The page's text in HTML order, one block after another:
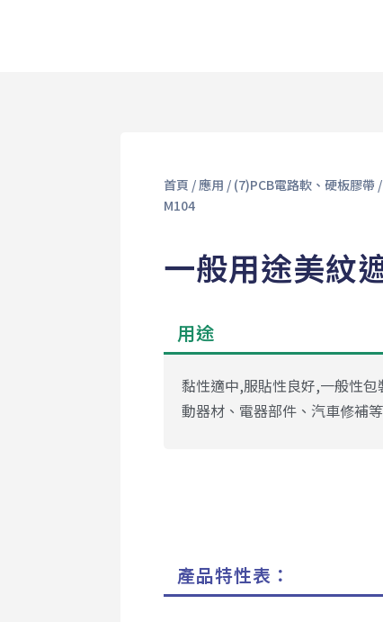
首頁 /應用 / (7)PCB電路軟、硬板膠帶/
M104
一般用途美紋
用途
黏性適中,服貼性良好,一般性
動器材、電器部件、汽車修補
產品特性表：